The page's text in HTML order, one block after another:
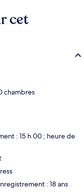
cet
chambres
: 15 h 00 ; heure de
: 18 ans